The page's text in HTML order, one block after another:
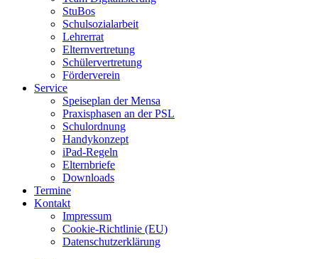
StuBos
Schulsozialarbeit
Lehrerrat
Elternvertretung
Schülervertretung
Förderverein
Service
Speiseplan der Mensa
Praxisphasen an der PSL
Schulordnung
Handykonzept
iPad-Regeln
Elternbriefe
Downloads
Termine
Kontakt
Impressum
Cookie-Richtlinie (EU)
Datenschutzerklärung